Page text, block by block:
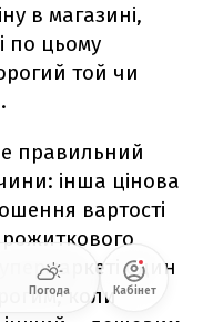
в магазині,
по цьому
той чи
правильний
інша цінова
вартості
один
коли
Погода Кабінет